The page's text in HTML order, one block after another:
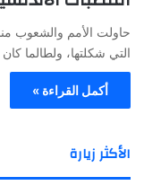
حاولت الأمم والشعوب
التي شكلتها، ولطالما
أكمل القراءة »
الأكثر زيارة